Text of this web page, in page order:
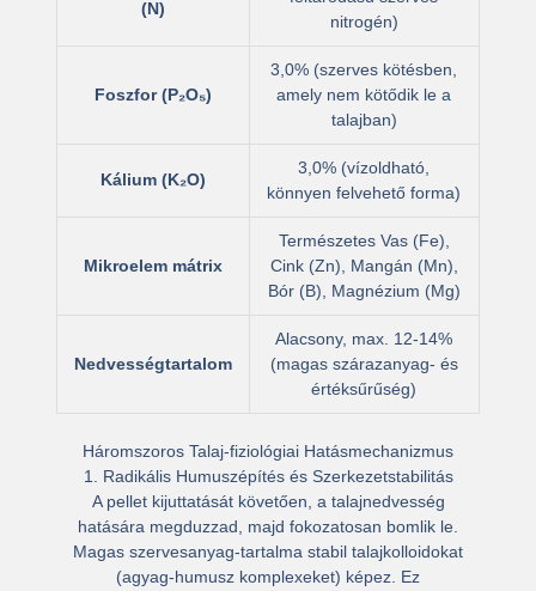
(N)
nitrogén)
Foszfor (P₂O₅)
3,0% (szerves kötésben,
amely nem kötődik le a
talajban)
Kálium (K₂O)
3,0% (vízoldható,
könnyen felvehető forma)
Mikroelem mátrix
Természetes Vas (Fe),
Cink (Zn), Mangán (Mn),
Bór (B), Magnézium (Mg)
Nedvességtartalom
Alacsony, max. 12-14%
(magas szárazanyag- és
értéksűrűség)
Háromszoros Talaj-fiziológiai Hatásmechanizmus
1. Radikális Humuszépítés és Szerkezetstabilitás
A pellet kijuttatását követően, a talajnedvesség
hatására megduzzad, majd fokozatosan bomlik le.
Magas szervesanyag-tartalma stabil talajkolloidokat
(agyag-humusz komplexeket) képez. Ez